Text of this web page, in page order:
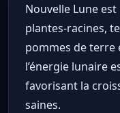
Nouvelle Lune
plantes-racines,
pommes de terre
l’énergie lunaire
favorisant la
saines.